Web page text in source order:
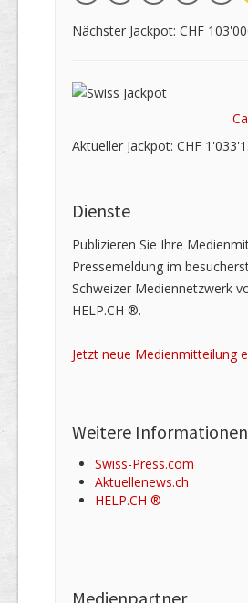
Nächster Jackpot: CHF
Aktueller Jackpot: CHF
Dienste
Publizieren Sie Ihre
Pressemeldung im
Schweizer Mediennetzwerk
HELP.CH ®.
Jetzt neue Medienmitteilung
Weitere Informationen
Swiss-Press.com
Aktuellenews.ch
HELP.CH ®
Medienpartner